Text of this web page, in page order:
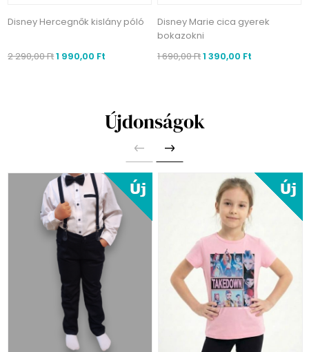
Disney Hercegnők kislány póló
2 290,00 Ft1 990,00 Ft
Disney Marie cica gyerek
bokazokni
1 690,00 Ft1 390,00 Ft
Újdonságok